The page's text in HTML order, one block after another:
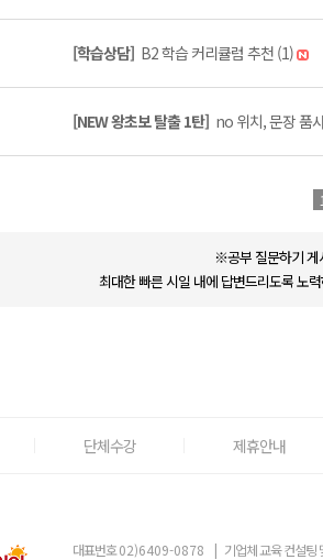
[학습상담] B2 학습 커리큘럼 추천 (1)
[NEW 왕초보 탈출 1탄] no 위치, 문장 품
※공부 질문하기 게
최대한 빠른 시일 내에 답변드리도록 노
단체수강 제휴안내
대표번호02)6409-0878 | 기업체 교육 컨설팅